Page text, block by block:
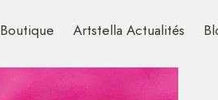
Boutique Artstella Actualités